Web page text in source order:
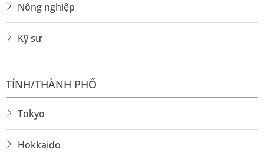
Nông nghiệp
Kỹ sư
TỈNH/THÀNH PHỐ
Tokyo
Hokkaido